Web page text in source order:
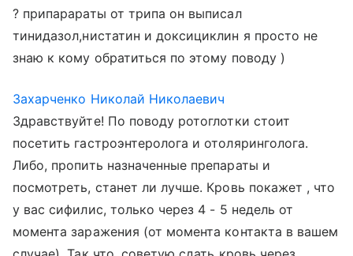
? припарараты от трипа он выписал
тинидазол,нистатин и доксициклин я просто не
знаю к кому обратиться по этому поводу )
Захарченко Николай Николаевич
Здравствуйте! По поводу ротоглотки стоит
посетить гастроэнтеролога и отоляринголога.
Либо, пропить назначенные препараты и
посмотреть, станет ли лучше. Кровь покажет , что
у вас сифилис, только через 4 - 5 недель от
момента заражения (от момента контакта в вашем